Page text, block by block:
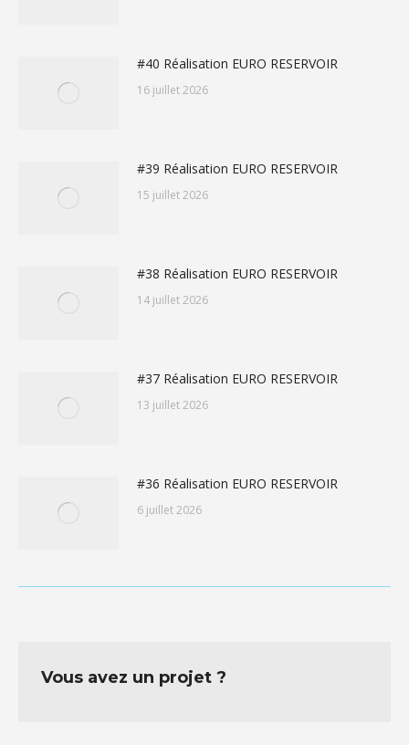
#40 Réalisation EURO RESERVOIR
16 juillet 2026
#39 Réalisation EURO RESERVOIR
15 juillet 2026
#38 Réalisation EURO RESERVOIR
14 juillet 2026
#37 Réalisation EURO RESERVOIR
13 juillet 2026
#36 Réalisation EURO RESERVOIR
6 juillet 2026
Vous avez un projet ?